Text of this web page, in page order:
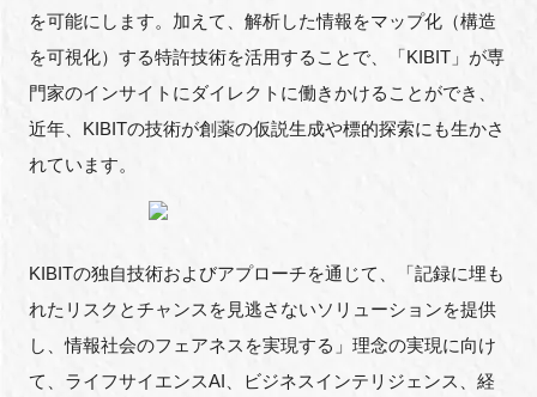
を可能にします。加えて、解析した情報をマップ化（構造
を可視化）する特許技術を活用することで、「KIBIT」が専
門家のインサイトにダイレクトに働きかけることができ、
近年、KIBITの技術が創薬の仮説生成や標的探索にも生かさ
れています。
KIBITの独自技術およびアプローチを通じて、「記録に埋も
れたリスクとチャンスを見逃さないソリューションを提供
し、情報社会のフェアネスを実現する」理念の実現に向け
て、ライフサイエンスAI、ビジネスインテリジェンス、経